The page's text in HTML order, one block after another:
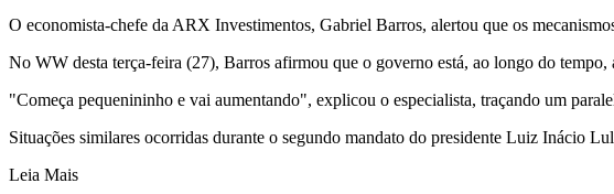
O economista-chefe da ARX Investimentos, Gabriel Barros, alertou que os
No WW desta terça-feira (27), Barros afirmou que o governo está, ao longo do
"Começa pequenininho e vai aumentando", explicou o especialista, traçando um
Situações similares ocorridas durante o segundo mandato do presidente Luiz Inácio
Leia Mais